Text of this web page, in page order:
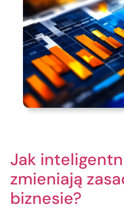
Jak
zmieniają
biznesie?